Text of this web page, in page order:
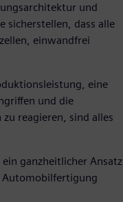
und
sicherstellen, dass alle
einwandfrei
eine
und die
reagieren, sind alles
ganzheitlicher Ansatz
Automobilfertigung